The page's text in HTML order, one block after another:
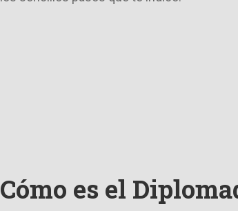
Cómo es el